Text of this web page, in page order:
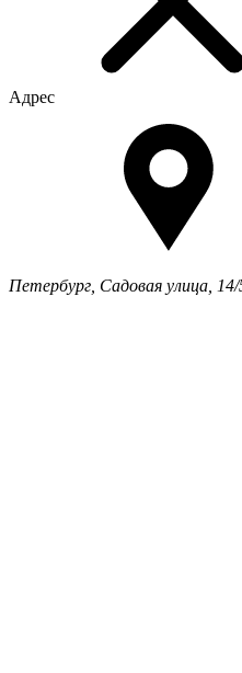
Адрес
Петербург, Садовая улица, 14/